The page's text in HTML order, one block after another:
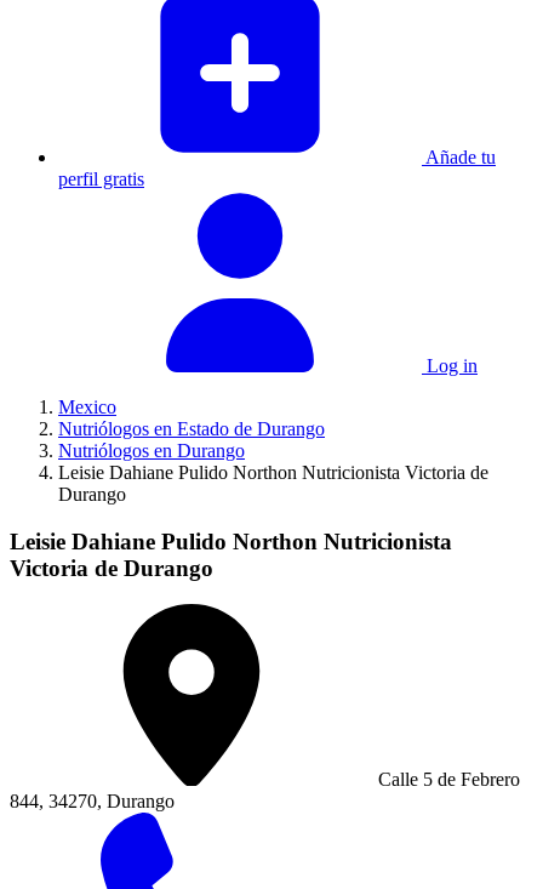
Añade tu
perfil gratis
Log in
Mexico
Nutriólogos en Estado de Durango
Nutriólogos en Durango
Leisie Dahiane Pulido Northon Nutricionista Victoria de
Durango
Leisie Dahiane Pulido Northon Nutricionista
Victoria de Durango
Calle 5 de Febrero
844, 34270, Durango